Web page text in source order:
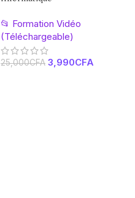
📂 Formation Vidéo
(Téléchargeable)
25,000CFA 3,990CFA